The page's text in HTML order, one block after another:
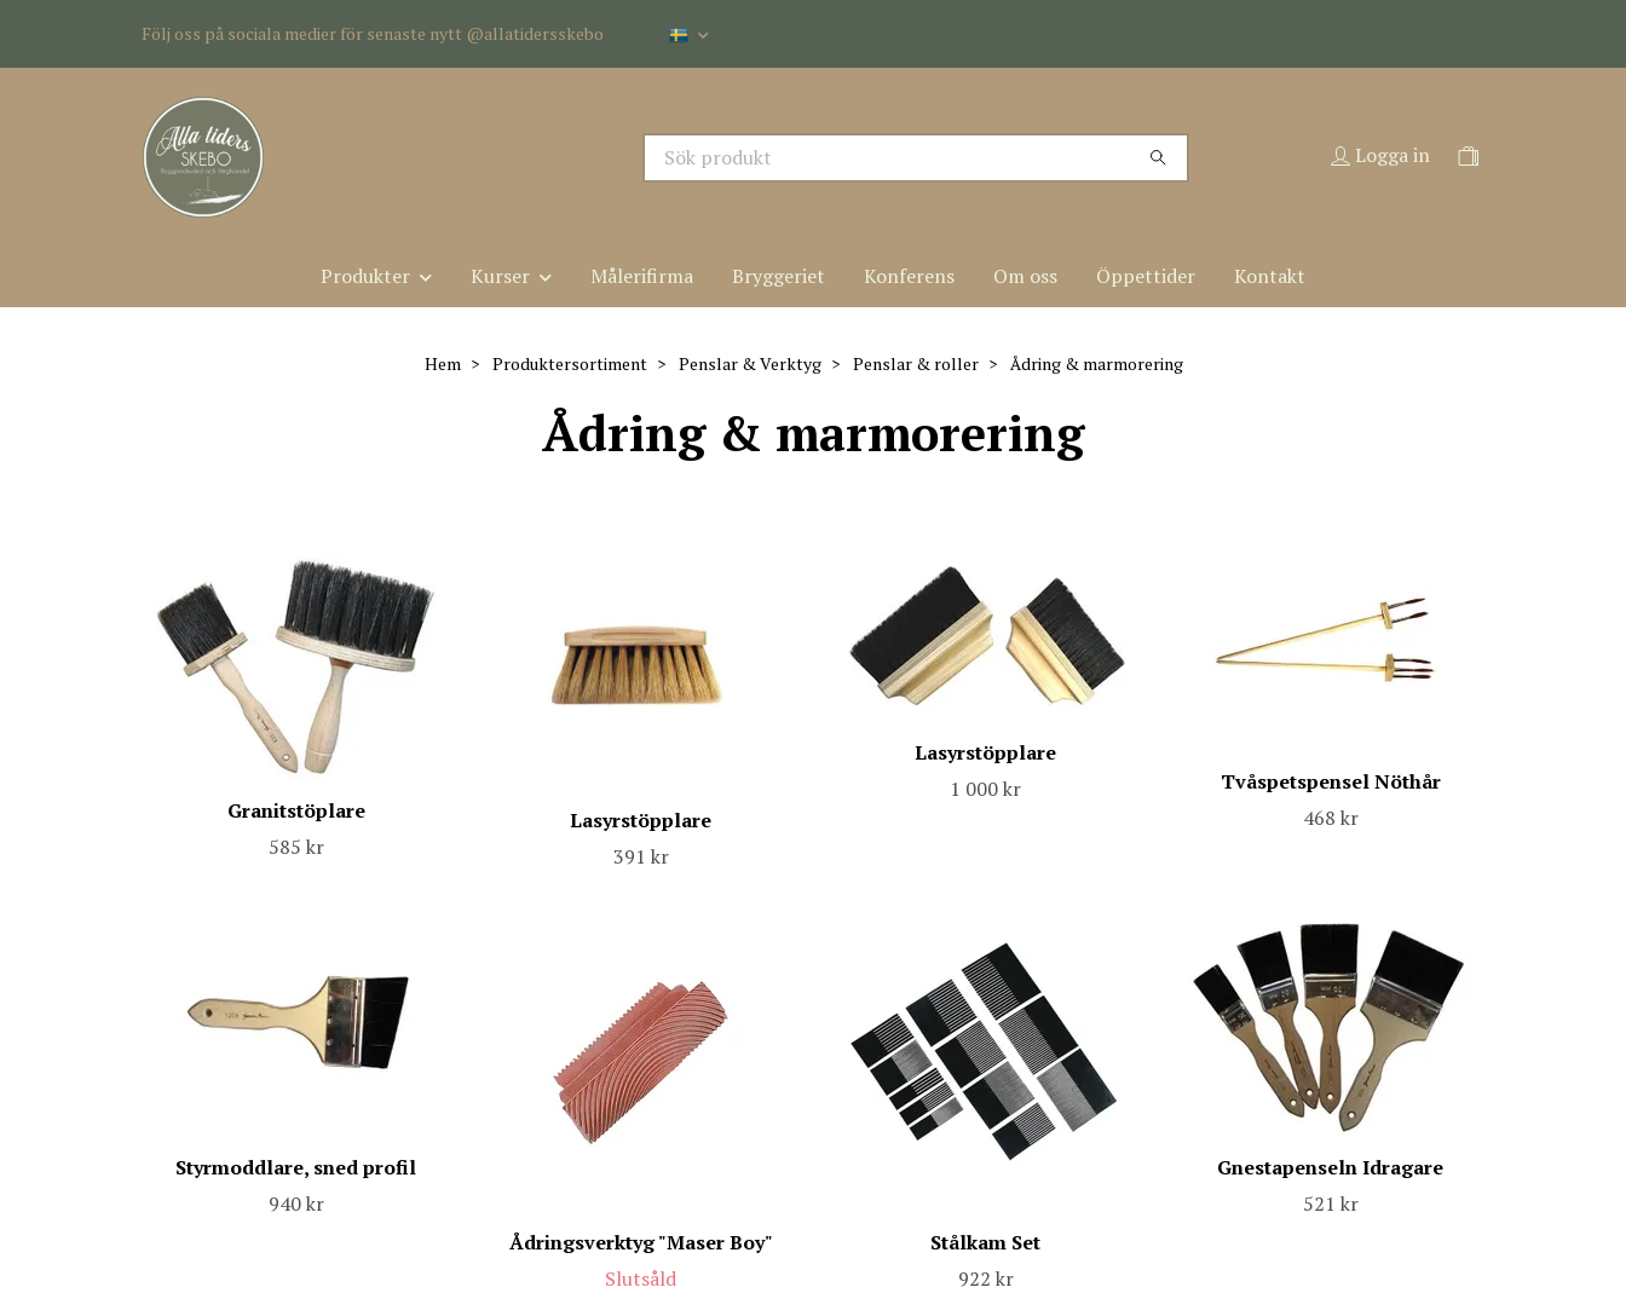
Följ oss på sociala medier för senaste nytt @allatidersskebo
Logga in
Produkter Kurser Målerifirma Bryggeriet Konferens Om oss Öppettider Kontakt
Hem Produktersortiment Penslar & Verktyg Penslar & roller Ådring & marmorering
Ådring & marmorering
Granitstöplare
585 kr
Lasyrstöpplare
391 kr
Lasyrstöpplare
1 000 kr
Tvåspetspensel Nöthår
468 kr
Styrmoddlare, sned profil
940 kr
Ådringsverktyg "Maser Boy"
Slutsåld
Stålkam Set
922 kr
Gnestapenseln Idragare
521 kr